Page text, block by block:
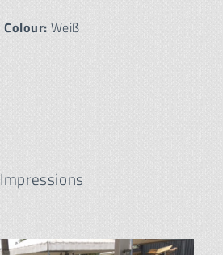
Colour: Weiß
Impressions